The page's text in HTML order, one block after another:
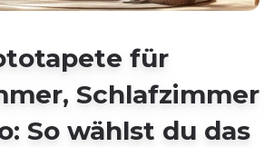
für
Schlafzimmer
So wählst du das